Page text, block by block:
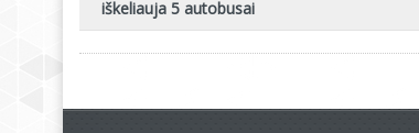
iškeliauja 5 autobusai